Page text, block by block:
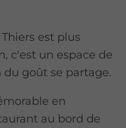
est plus
c'est un espace de
goût se partage.
en
au bord de